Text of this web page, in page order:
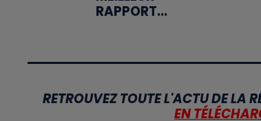
RAPPORT...
RETROUVEZ TOUTE L'ACTU DE LA
EN